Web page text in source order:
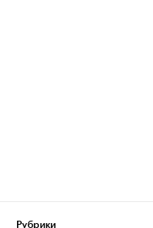
Рубрики